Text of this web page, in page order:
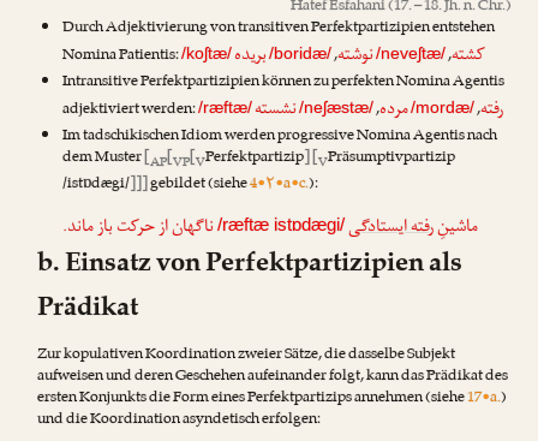
Hatef Esfahani(17. – 18. Jh. n. Chr.)
Durch Adjektivierung von transitiven Perfektpartizipien entstehen
Nomina Patientis:/koʃtæ/ کشته,
/neveʃtæ/ نوشته,
/boridæ/ بریده
Intransitive Perfektpartizipien können zu perfekten Nomina Agentis
adjektiviert werden:/ræftæ/ رفته,
/mordæ/مرده,
/neʃæstæ/ نشسته
Im tadschikischen Idiom werden progressive Nomina Agentis nach
dem Muster[AP[VP[VPerfektpartizip] [VPräsumptivpartizip
/istɒdægi/]]]gebildet (siehe4•۲•a•c.):
ماشینِرفته ایستادگی/ræftæ istɒdægi/ناگهان از حرکت باز ماند.
b. Einsatz von Perfektpartizipien als
Prädikat
Zur kopulativen Koordination zweier Sätze, die dasselbe Subjekt
aufweisen und deren Geschehen aufeinander folgt, kann das Prädikat des
ersten Konjunkts die Form eines Perfektpartizips annehmen (siehe17•a.)
und die Koordination asyndetisch erfolgen: